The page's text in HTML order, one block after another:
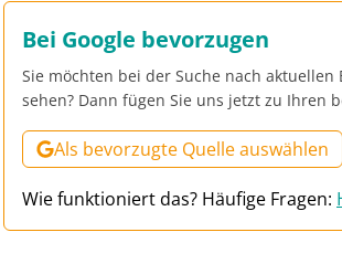
Bei Google bevorzugen
Sie möchten bei der Suche nach
sehen? Dann fügen Sie uns jetzt zu Ihren
Als bevorzugte Quelle auswählen
Wie funktioniert das? Häufige Fragen: